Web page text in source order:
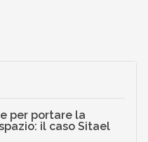
per portare la
il caso Sitael